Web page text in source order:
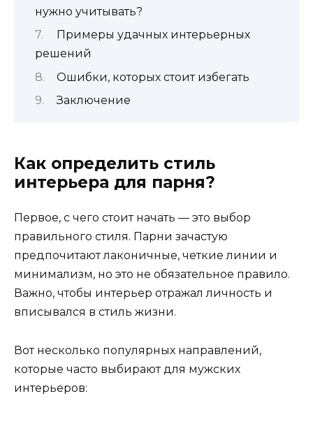
нужно учитывать?
Примеры удачных интерьерных
решений
Ошибки, которых стоит избегать
Заключение
Как определить стиль
интерьера для парня?
Первое, с чего стоит начать — это выбор
правильного стиля. Парни зачастую
предпочитают лаконичные, четкие линии и
минимализм, но это не обязательное правило.
Важно, чтобы интерьер отражал личность и
вписывался в стиль жизни.
Вот несколько популярных направлений,
которые часто выбирают для мужских
интерьеров: